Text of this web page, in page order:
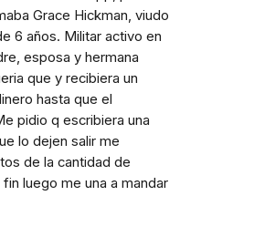
Grace Hickman, viudo
6 años. Militar activo en
esposa y hermana
que y recibiera un
hasta que el
pidio q escribiera una
lo dejen salir me
de la cantidad de
luego me una a mandar